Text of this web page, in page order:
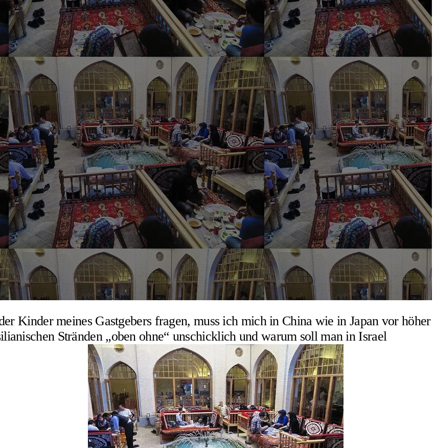
Kinder meines Gastgebers fragen, muss ich mich in China wie in Japan vor höher
Stränden „oben ohne“ unschicklich und warum soll man in Israel